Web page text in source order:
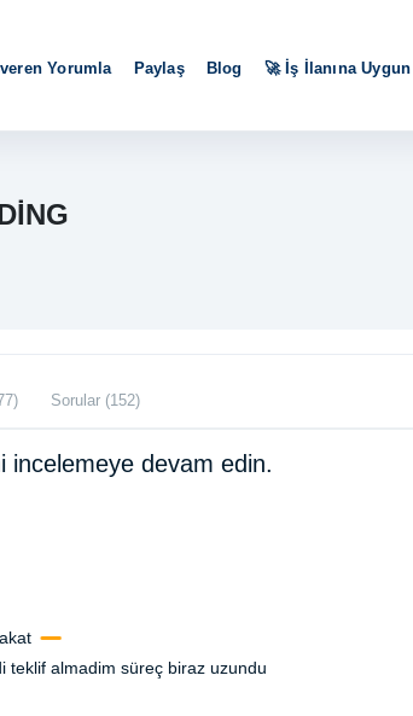
Yorumla Paylaş Blog 🚀 İş İlanına
Sorular (152)
incelemeye devam edin.
teklif almadim süreç biraz uzundu